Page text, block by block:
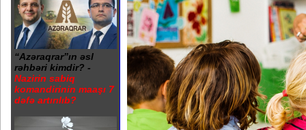
“Azəraqrar”ın əsl
rəhbəri kimdir? -
Nazirin sabiq
komandirinin maaşı 7
dəfə artırılıb?